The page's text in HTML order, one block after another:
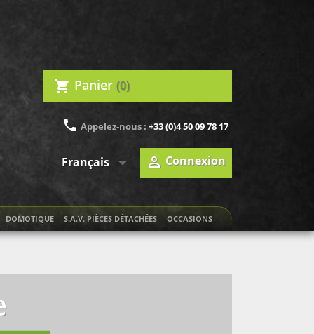
shopping_cart Panier (0)
phone Appelez-nous : +33 (0)4 50 09 78 17
Français   Connexion
DOMOTIQUE S.A.V. PIÈCES DÉTACHÉES OCCASIONS